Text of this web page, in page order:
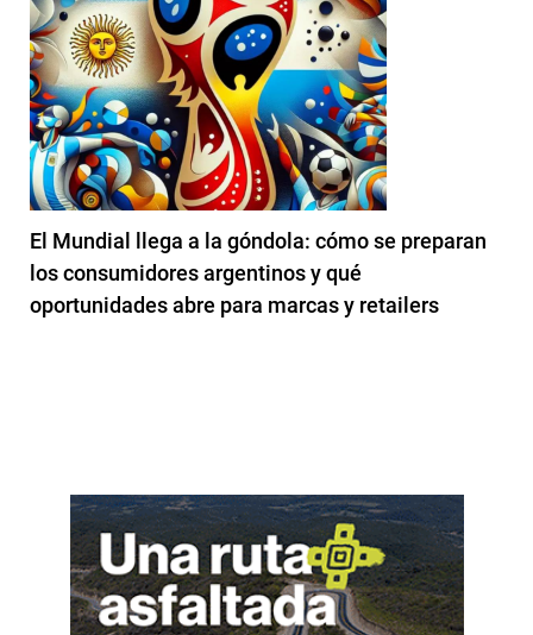
El Mundial llega a la góndola: cómo se preparan
los consumidores argentinos y qué
oportunidades abre para marcas y retailers